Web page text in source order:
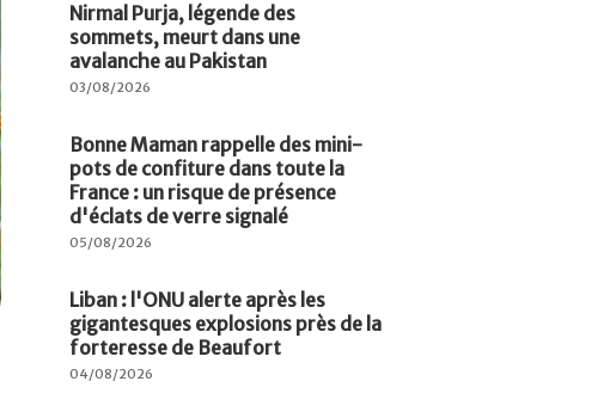
Nirmal Purja, légende des
sommets, meurt dans une
avalanche au Pakistan
03/08/2026
Bonne Maman rappelle des mini-
pots de confiture dans toute la
France : un risque de présence
d'éclats de verre signalé
05/08/2026
Liban : l'ONU alerte après les
gigantesques explosions près de la
forteresse de Beaufort
04/08/2026